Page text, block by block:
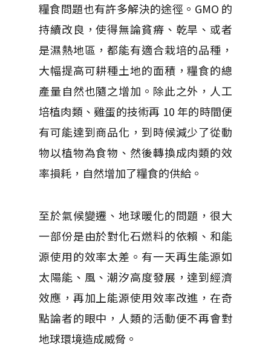
糧食問題也有許多解決的途徑。GMO 的
持續改良，使得無論貧瘠、乾旱、或者
是濕熱地區，都能有適合栽培的品種，
大幅提高可耕種土地的面積，糧食的總
產量自然也隨之增加。除此之外，人工
培植肉類、雞蛋的技術再 10 年的時間便
有可能達到商品化，到時候減少了從動
物以植物為食物、然後轉換成肉類的效
率損耗，自然增加了糧食的供給。
至於氣候變遷、地球暖化的問題，很大
一部份是由於對化石燃料的依賴、和能
源使用的效率太差。有一天再生能源如
太陽能、風、潮汐高度發展，達到經濟
效應，再加上能源使用效率改進，在奇
點論者的眼中，人類的活動便不再會對
地球環境造成威脅。